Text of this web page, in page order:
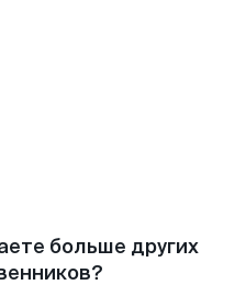
больше других